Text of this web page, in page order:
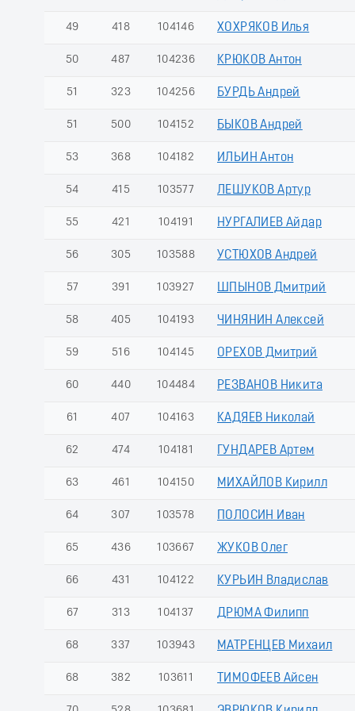
49 418 104146 ХОХРЯКОВ Илья
50 487 104236 КРЮКОВ Антон
51 323 104256 БУРДЬ Андрей
51 500 104152 БЫКОВ Андрей
53 368 104182 ИЛЬИН Антон
54 415 103577 ЛЕШУКОВ Артур
55 421 104191 НУРГАЛИЕВ Айдар
56 305 103588 УСТЮХОВ Андрей
57 391 103927 ШПЫНОВ Дмитрий
58 405 104193 ЧИНЯНИН Алексей
59 516 104145 ОРЕХОВ Дмитрий
60 440 104484 РЕЗВАНОВ Никита
61 407 104163 КАДЯЕВ Николай
62 474 104181 ГУНДАРЕВ Артем
63 461 104150 МИХАЙЛОВ Кирилл
64 307 103578 ПОЛОСИН Иван
65 436 103667 ЖУКОВ Олег
66 431 104122 КУРЬИН Владислав
67 313 104137 ДРЮМА Филипп
68 337 103943 МАТРЕНЦЕВ Михаил
68 382 103611 ТИМОФЕЕВ Айсен